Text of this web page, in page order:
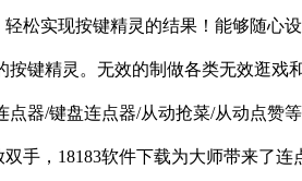
松实现按键精灵的结果！能够随心
键精灵。无效的制做各类无效逛
器/键盘连点器/从动抢菜/从动点
手，18183软件下载为大师带来了